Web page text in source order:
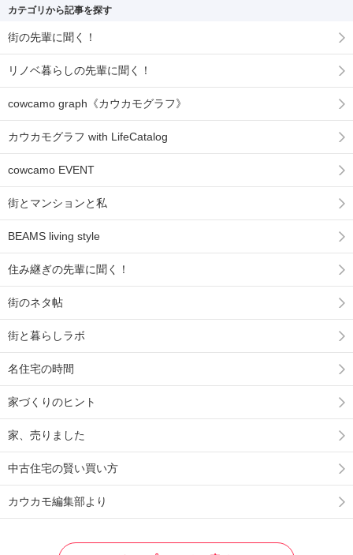
カテゴリから記事を探す
街の先輩に聞く！
リノベ暮らしの先輩に聞く！
cowcamo graph《カウカモグラフ》
カウカモグラフ with LifeCatalog
cowcamo EVENT
街とマンションと私
BEAMS living style
住み継ぎの先輩に聞く！
街のネタ帖
街と暮らしラボ
名住宅の時間
家づくりのヒント
家、売りました
中古住宅の賢い買い方
カウカモ編集部より